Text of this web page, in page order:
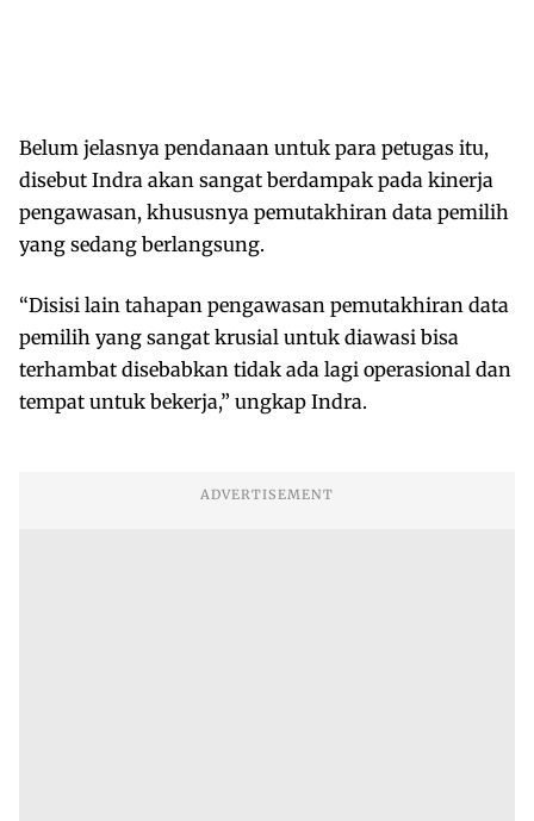
Belum jelasnya pendanaan untuk para petugas itu,
disebut Indra akan sangat berdampak pada kinerja
pengawasan, khususnya pemutakhiran data pemilih
yang sedang berlangsung.
“Disisi lain tahapan pengawasan pemutakhiran data
pemilih yang sangat krusial untuk diawasi bisa
terhambat disebabkan tidak ada lagi operasional dan
tempat untuk bekerja,” ungkap Indra.